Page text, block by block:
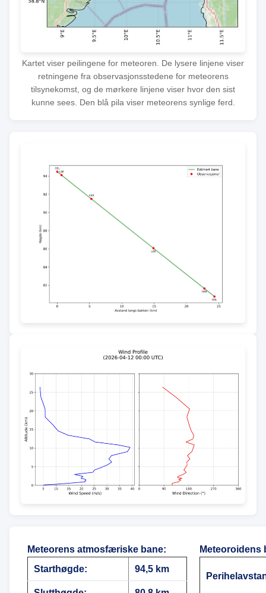
Kartet viser peilingene for meteoren. De lysere linjene viser
retningene fra observasjonsstedene for meteorens
tilsynekomst, og de mørkere linjene viser hvor den sist
kunne sees. Den blå pila viser meteorens synlige ferd.
Meteorens atmosfæriske bane:
Starthøgde:
94,5 km
Meteoroidens